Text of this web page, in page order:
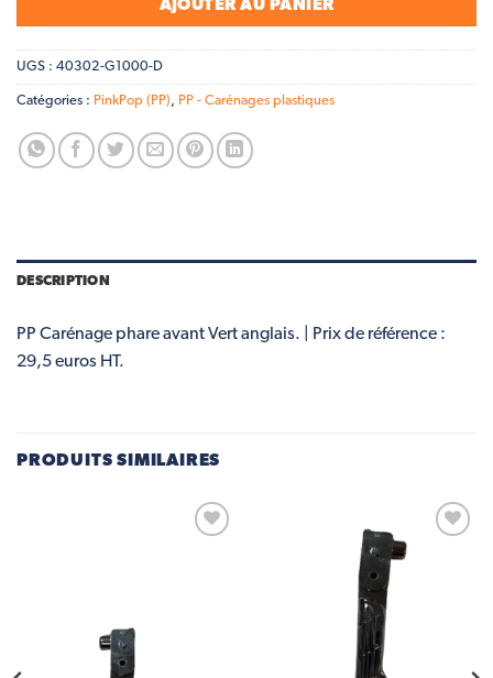
AJOUTER AU PANIER
UGS : 40302-G1000-D
Catégories : PinkPop (PP), PP - Carénages plastiques
DESCRIPTION
PP Carénage phare avant Vert anglais. | Prix de référence :
29,5 euros HT.
PRODUITS SIMILAIRES